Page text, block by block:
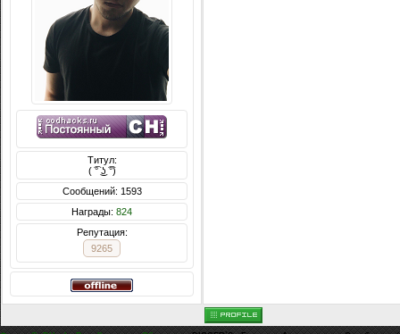
Титул:
( ͡° ͜ʖ ͡°)
Сообщений: 1593
Награды: 824
Репутация:
9265